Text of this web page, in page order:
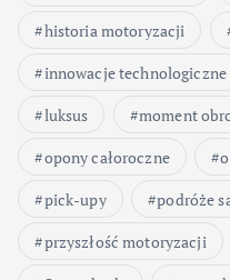
historia motoryzacji
innowacje technologiczne
luksus
moment
opony całoroczne
pick-upy
podróże
przyszłość motoryzacji